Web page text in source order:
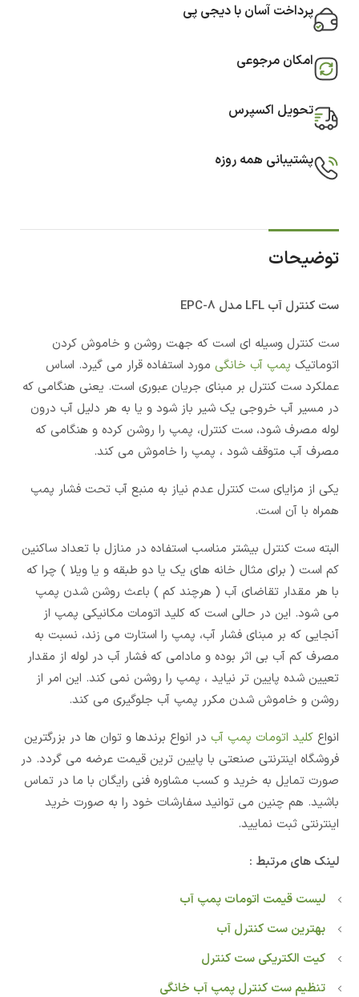
پرداخت آسان با دیجی پی
امکان مرجوعی
تحویل اکسپرس
پشتیبانی همه روزه
توضیحات
ست کنترل آب LFL مدل EPC-8
ست کنترل وسیله ای است که جهت روشن و خاموش کردن
اتوماتیک پمپ آب خانگی مورد استفاده قرار می گیرد. اساس
عملکرد ست کنترل بر مبنای جریان عبوری است. یعنی هنگامی که
در مسیر آب خروجی یک شیر باز شود و یا به هر دلیل آب درون
لوله مصرف شود، ست کنترل، پمپ را روشن کرده و هنگامی که
مصرف آب متوقف شود ، پمپ را خاموش می کند.
یکی از مزایای ست کنترل عدم نیاز به منبع آب تحت فشار پمپ
همراه با آن است.
البته ست کنترل بیشتر مناسب استفاده در منازل با تعداد ساکنین
کم است ( برای مثال خانه های یک یا دو طبقه و یا ویلا ) چرا که
با هر مقدار تقاضای آب ( هرچند کم ) باعث روشن شدن پمپ
می شود. این در حالی است که کلید اتومات مکانیکی پمپ از
آنجایی که بر مبنای فشار آب، پمپ را استارت می زند، نسبت به
مصرف کم آب بی اثر بوده و مادامی که فشار آب در لوله از مقدار
تعیین شده پایین تر نیاید ، پمپ را روشن نمی کند. این امر از
روشن و خاموش شدن مکرر پمپ آب جلوگیری می کند.
انواع کلید اتومات پمپ آب در انواع برندها و توان ها در بزرگترین
فروشگاه اینترنتی صنعتی با پایین ترین قیمت عرضه می گردد. در
صورت تمایل به خرید و کسب مشاوره فنی رایگان با ما در تماس
باشید. هم چنین می توانید سفارشات خود را به صورت خرید
اینترنتی ثبت نمایید.
لینک های مرتبط :
لیست قیمت اتومات پمپ آب
بهترین ست کنترل آب
کیت الکتریکی ست کنترل
تنظیم ست کنترل پمپ آب خانگی